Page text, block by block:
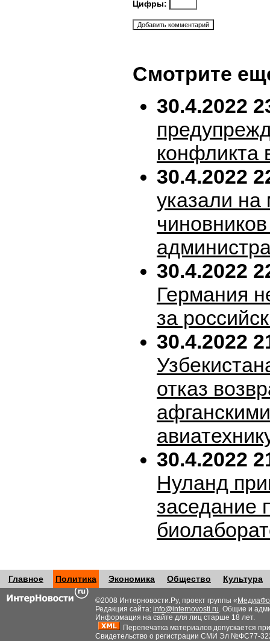
Цифры:
Смотрите
30.4.2022
конфликта
30.4.2022
указали на
30.4.2022
Германия
за
30.4.2022
отказ
30.4.2022
Нуланд
заседание
Главное Политика Экономика Общество Культура
©2008 Интерновости.Ру, проект группы «
Редакция сайта: info@internovosti.ru. Общие и
Информация на сайте для лиц старше 18 лет.
Перепечатка материалов допускается
Свидетельство о регистрации СМИ Эл №ФС77-